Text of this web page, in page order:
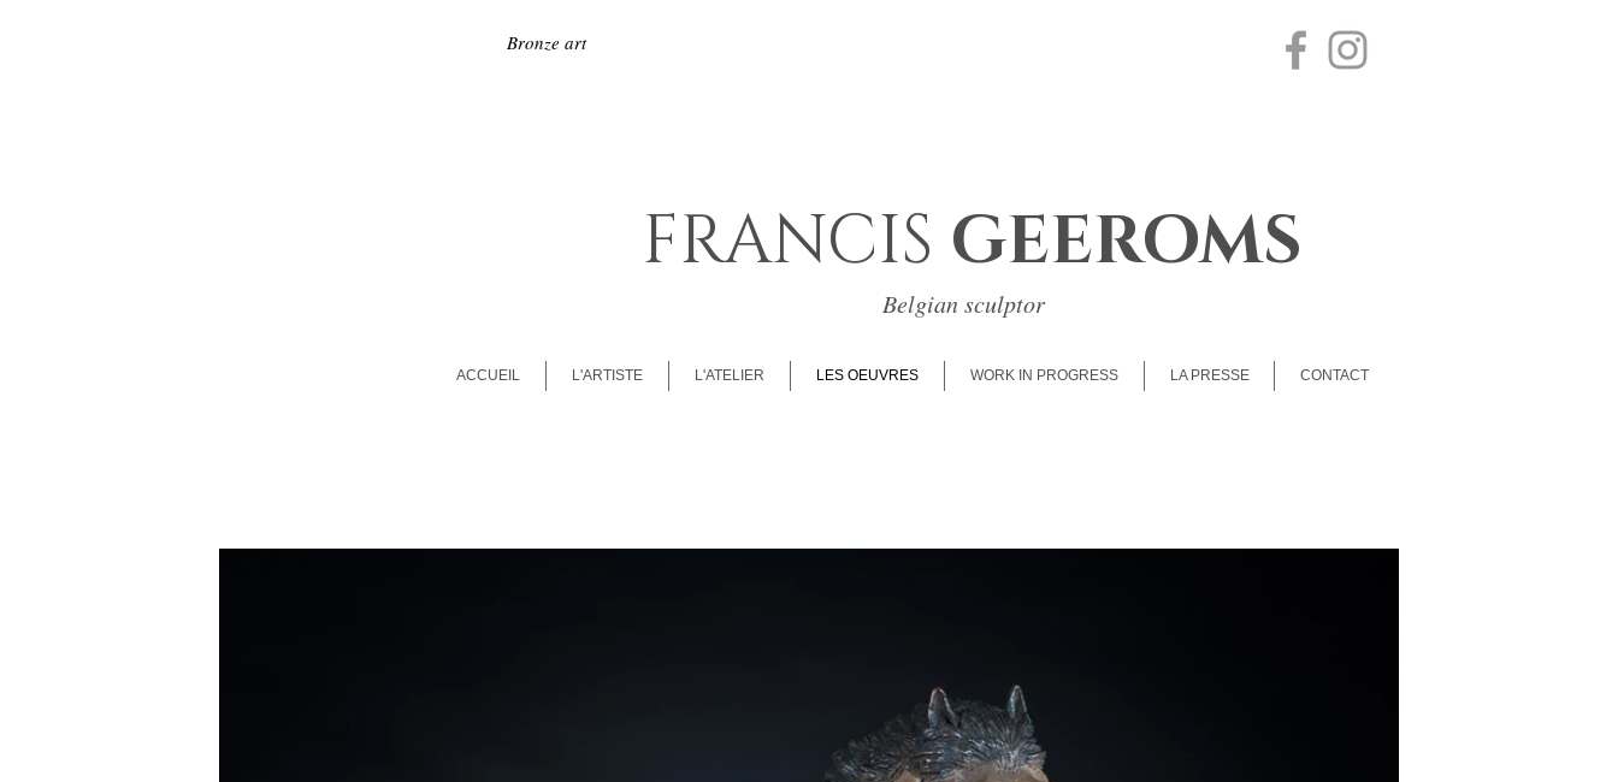
Bronze art
FRANCIS GEEROMS
Belgian sculptor
ACCUEIL L'ARTISTE L'ATELIER LES OEUVRES WORK IN PROGRESS LA PRESSE CONTACT